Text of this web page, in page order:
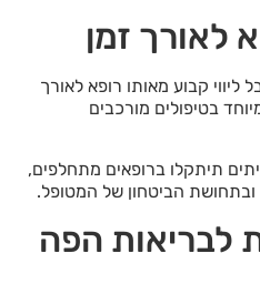
לאורך זמן
קבוע מאותו רופא לאורך
בטיפולים מורכבים
תיתקלו ברופאים מתחלפים,
הביטחון של המטופל.
לבריאות הפה